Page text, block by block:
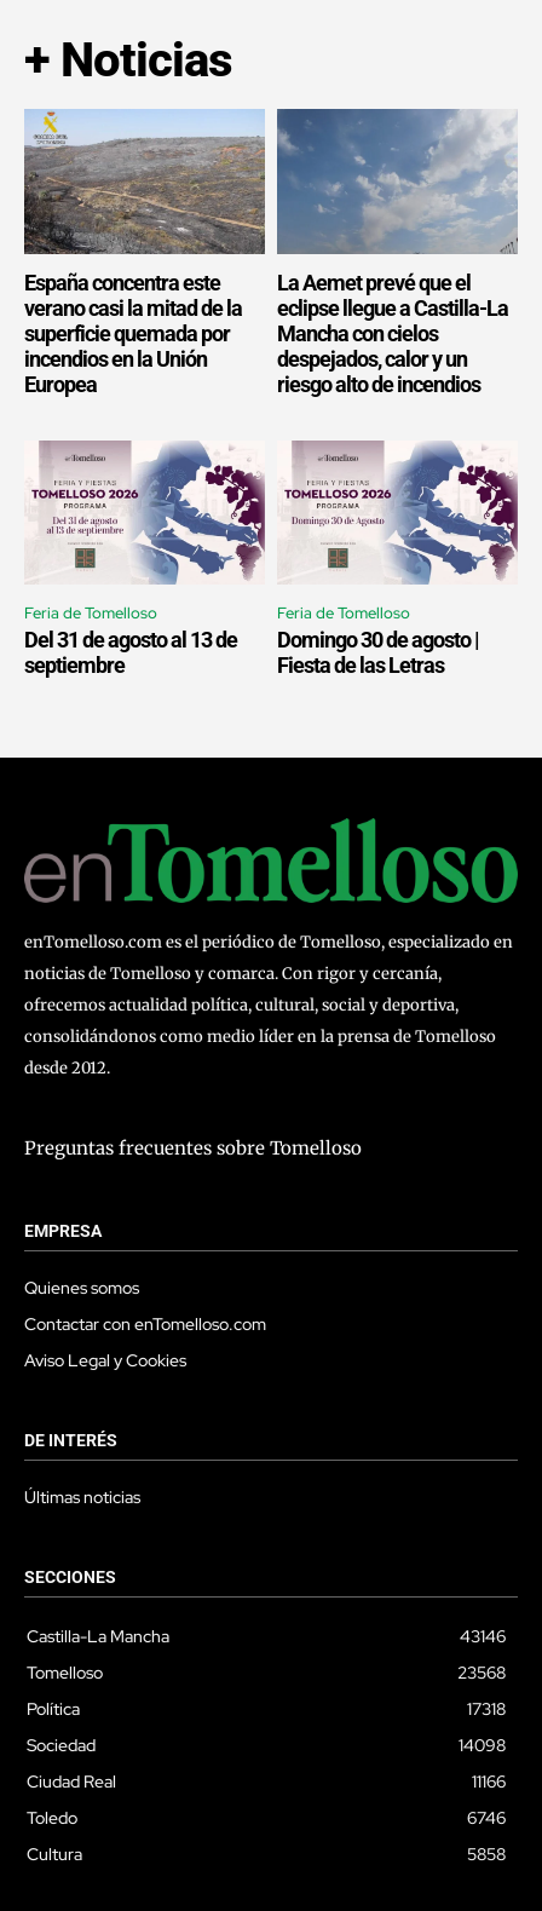
+ Noticias
España concentra este
verano casi la mitad de la
superficie quemada por
incendios en la Unión
Europea
La Aemet prevé que el
eclipse llegue a Castilla-La
Mancha con cielos
despejados, calor y un
riesgo alto de incendios
Feria de Tomelloso
Del 31 de agosto al 13 de
septiembre
Feria de Tomelloso
Domingo 30 de agosto |
Fiesta de las Letras
enTomelloso.com es el periódico de Tomelloso, especializado en
noticias de Tomelloso y comarca. Con rigor y cercanía,
ofrecemos actualidad política, cultural, social y deportiva,
consolidándonos como medio líder en la prensa de Tomelloso
desde 2012.
Preguntas frecuentes sobre Tomelloso
EMPRESA
Quienes somos
Contactar con enTomelloso.com
Aviso Legal y Cookies
DE INTERÉS
Últimas noticias
SECCIONES
Castilla-La Mancha
43146
Tomelloso
23568
Política
17318
Sociedad
14098
Ciudad Real
11166
Toledo
6746
Cultura
5858